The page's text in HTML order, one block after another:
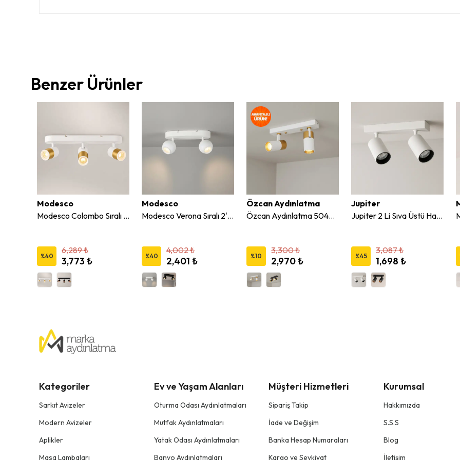
Benzer Ürünler
Modesco
Modesco Colombo Sıralı 3'lü Sıva Üstü Hareketli Spot
%40
6,289 ₺
3,773 ₺
Modesco
Modesco Verona Sıralı 2'li Sıva Üstü Hareketli Spot
%40
4,002 ₺
2,401 ₺
Özcan Aydınlatma
Özcan Aydınlatma 5043-2 2'li Dekoratif Sıva Üstü Sabit Spot
%10
3,300 ₺
2,970 ₺
Jupiter
Jupiter 2 Li Sıva Üstü Hareketli Spot
%45
3,087 ₺
1,698 ₺
Kategoriler
Sarkıt Avizeler
Modern Avizeler
Aplikler
Masa Lambaları
Ev ve Yaşam Alanları
Oturma Odası Aydınlatmaları
Mutfak Aydınlatmaları
Yatak Odası Aydınlatmaları
Banyo Aydınlatmaları
Müşteri Hizmetleri
Sipariş Takip
İade ve Değişim
Banka Hesap Numaraları
Kargo ve Sevkiyat
Kurumsal
Hakkımızda
S.S.S
Blog
İletişim